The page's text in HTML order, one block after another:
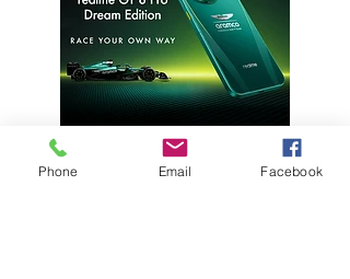
Phone Email Facebook